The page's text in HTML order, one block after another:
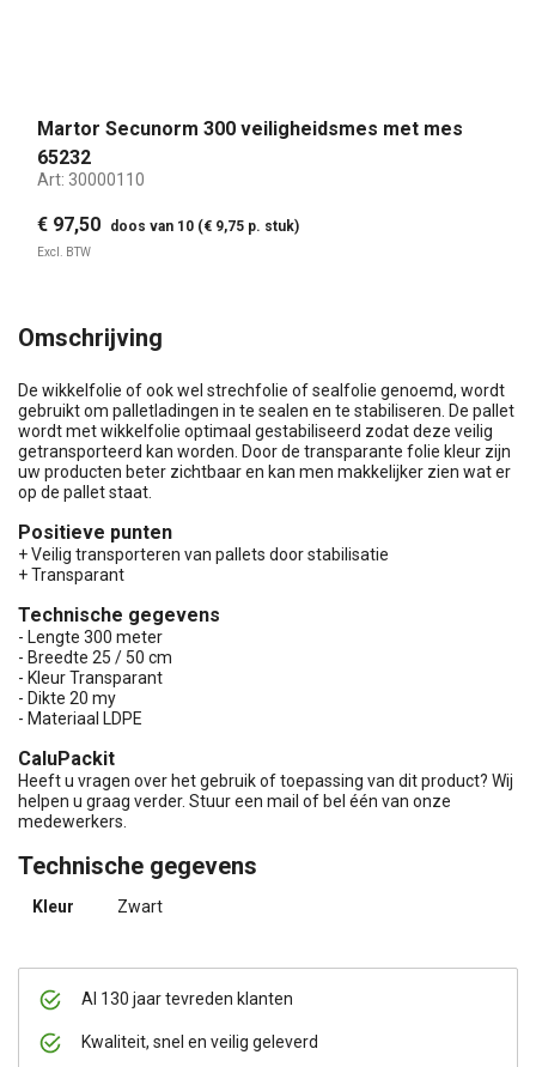
Al 130 jaar tevreden klanten
Kwaliteit, snel en veilig geleverd
Martor Secunorm 300 veiligheidsmes met mes
65232
Art: 30000110
€ 97,50 doos van 10 (€ 9,75 p. stuk)
Excl. BTW
Omschrijving
De wikkelfolie of ook wel strechfolie of sealfolie genoemd, wordt
gebruikt om palletladingen in te sealen en te stabiliseren. De pallet
wordt met wikkelfolie optimaal gestabiliseerd zodat deze veilig
getransporteerd kan worden. Door de transparante folie kleur zijn
uw producten beter zichtbaar en kan men makkelijker zien wat er
op de pallet staat.
Positieve punten
+ Veilig transporteren van pallets door stabilisatie
+ Transparant
Technische gegevens
- Lengte 300 meter
- Breedte 25 / 50 cm
- Kleur Transparant
- Dikte 20 my
- Materiaal LDPE
CaluPackit
Heeft u vragen over het gebruik of toepassing van dit product? Wij
helpen u graag verder. Stuur een mail of bel één van onze
medewerkers.
Technische gegevens
Kleur Zwart